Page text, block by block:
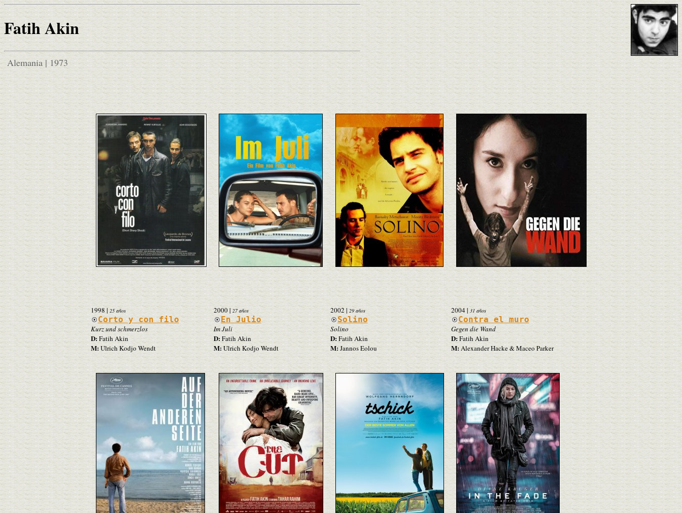
Fatih Akin
Alemania | 1973
1998| 25 años
Corto y con filo
Kurz und schmerzlos
D:Fatih Akin
M:Ulrich Kodjo Wendt
2000|27 años
En Julio
Im Juli
D:Fatih Akin
M:Ulrich Kodjo Wendt
2002 | 29 años
Solino
Solino
D:Fatih Akin
M:Jannos Eolou
2004|31 años
Contra el muro
Gegen die Wand
D:Fatih Akin
M:Alexander Hacke & Maceo Parker